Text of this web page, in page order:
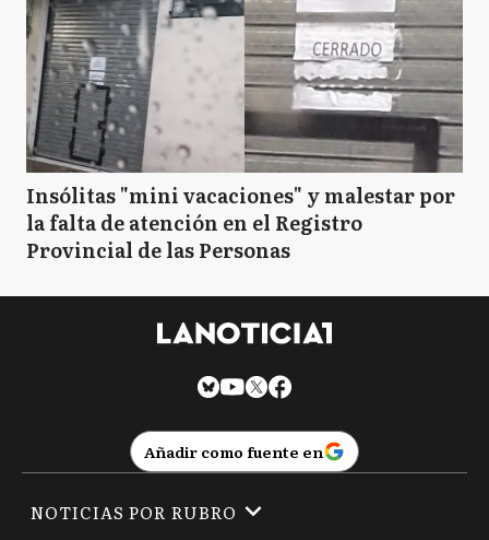
Insólitas "mini vacaciones" y malestar por
la falta de atención en el Registro
Provincial de las Personas
Añadir como fuente en
NOTICIAS POR RUBRO